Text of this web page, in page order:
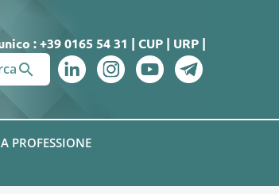
: +39 0165 54 31 | CUP | URP |

PROFESSIONE